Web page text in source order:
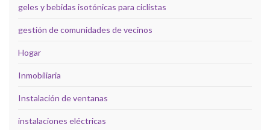
geles y bebidas isotónicas para ciclistas
gestión de comunidades de vecinos
Hogar
Inmobiliaria
Instalación de ventanas
instalaciones eléctricas